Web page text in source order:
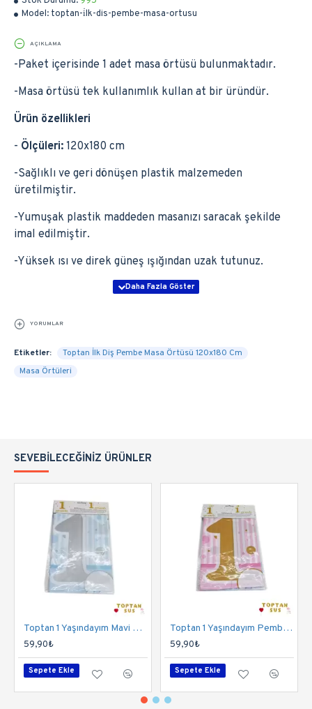
Model: toptan-i̇lk-dis-pembe-masa-ortusu
AÇIKLAMA
-Paket içerisinde 1 adet masa örtüsü bulunmaktadır.
-Masa örtüsü tek kullanımlık kullan at bir üründür.
Ürün özellikleri
- Ölçüleri: 120x180 cm
-Sağlıklı ve geri dönüşen plastik malzemeden
üretilmiştir.
-Yumuşak plastik maddeden masanızı saracak şekilde
imal edilmiştir.
-Yüksek ısı ve direk güneş ışığından uzak tutunuz.
YORUMLAR
Etiketler:
Toptan İlk Diş Pembe Masa Örtüsü 120x180 Cm
Masa Örtüleri
SEVEBILECEĞINIZ ÜRÜNLER
Toptan 1 Yaşındayım Mavi Masa Örtüsü 120x180 Cm
59,90₺
Sepete Ekle
Toptan 1 Yaşındayım Pembe Masa Örtüsü 120x180 Cm
59,90₺
Sepete Ekle